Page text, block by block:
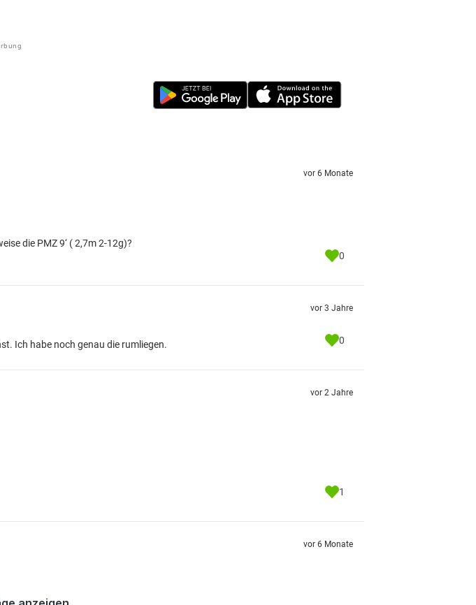
die PMZ 9‘ ( 2,7m 2-12g)?
vor 6 Monate
0
Ich habe noch genau die rumliegen.
vor 3 Jahre
0
vor 2 Jahre
1
vor 6 Monate